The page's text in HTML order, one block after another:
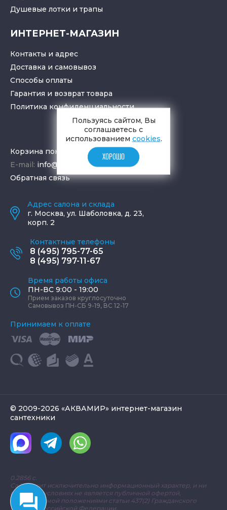
Душевые лотки и трапы
ИНТЕРНЕТ-МАГАЗИН
Контакты и адрес
Доставка и самовывоз
Способы оплаты
Гарантия и возврат товара
Политика конфиденциальности
Корзина покупок
E-mail: info@aquamir.ru
Обратная связь
Адрес салона и склада
г. Москва, ул. Шаболовка, д. 23,
корп. 2
Контактные телефоны
8 (495) 795-77-65
8 (495) 797-11-67
Время работы офиса
ПН-ВС 9:00 - 19:00
Прием заказов круглосуточно
Самовывоз ПН-СБ 9-19, ВС 12-17
Принимаем к оплате
© 2009-2026 «АКВАМИР» интернет-магазин
сантехники
0.2856 с.
Сайт носит исключительно информационный характер, и ни
при каких условиях не является публичной офертой,
определяемой положениями статьи 437(2) Гражданского
кодекса Российской Федерации.
Пользуясь сайтом, Вы
соглашаетесь с
использованием cookies.
ХОРОШО